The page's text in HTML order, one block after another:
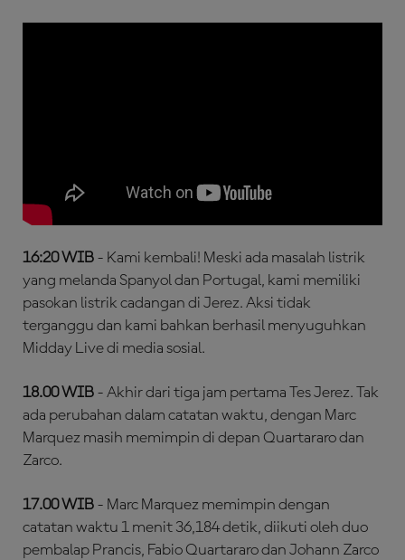
16:20 WIB - Kami kembali! Meski ada masalah listrik
yang melanda Spanyol dan Portugal, kami memiliki
pasokan listrik cadangan di Jerez. Aksi tidak
terganggu dan kami bahkan berhasil menyuguhkan
Midday Live di media sosial.
18.00 WIB - Akhir dari tiga jam pertama Tes Jerez. Tak
ada perubahan dalam catatan waktu, dengan Marc
Marquez masih memimpin di depan Quartararo dan
Zarco.
17.00 WIB - Marc Marquez memimpin dengan
catatan waktu 1 menit 36,184 detik, diikuti oleh duo
pembalap Prancis, Fabio Quartararo dan Johann Zarco